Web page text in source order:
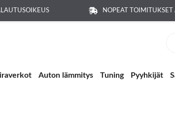
NOPEAT
Auton lämmitys Tuning Pyyhkijät